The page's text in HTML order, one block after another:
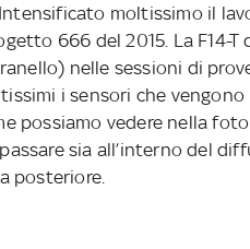
moltissimo il
666 del 2015. La F14-
nelle sessioni di
i sensori che
possiamo vedere nella
sia all’interno del
posteriore.